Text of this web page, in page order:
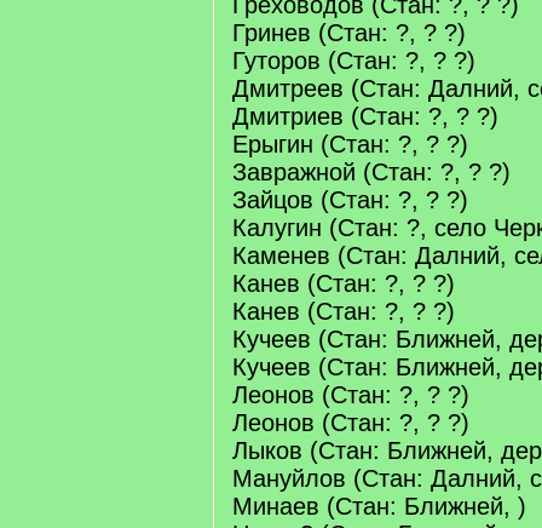
Гринев (Стан: ?, ? ?)
Гуторов (Стан: ?, ? ?)
Дмитреев (Стан: Далний,
Дмитриев (Стан: ?, ? ?)
Ерыгин (Стан: ?, ? ?)
Завражной (Стан: ?, ? ?)
Зайцов (Стан: ?, ? ?)
Калугин (Стан: ?, село
Каменев (Стан: Далний,
Канев (Стан: ?, ? ?)
Канев (Стан: ?, ? ?)
Кучеев (Стан: Ближней,
Кучеев (Стан: Ближней,
Леонов (Стан: ?, ? ?)
Леонов (Стан: ?, ? ?)
Лыков (Стан: Ближней,
Мануйлов (Стан: Далний,
Минаев (Стан: Ближней, )